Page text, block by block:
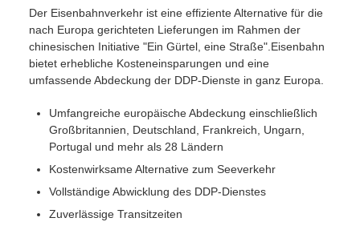
Der Eisenbahnverkehr ist eine effiziente Alternative für die
nach Europa gerichteten Lieferungen im Rahmen der
chinesischen Initiative "Ein Gürtel, eine Straße".Eisenbahn
bietet erhebliche Kosteneinsparungen und eine
umfassende Abdeckung der DDP-Dienste in ganz Europa.
Umfangreiche europäische Abdeckung einschließlich
Großbritannien, Deutschland, Frankreich, Ungarn,
Portugal und mehr als 28 Ländern
Kostenwirksame Alternative zum Seeverkehr
Vollständige Abwicklung des DDP-Dienstes
Zuverlässige Transitzeiten